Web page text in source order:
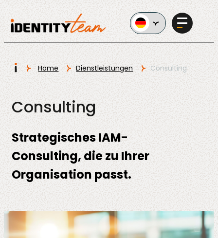
KI im
Home Dienstleistungen Consulting
Consulting
Strategisches IAM-
Consulting, die zu Ihrer
Organisation passt.